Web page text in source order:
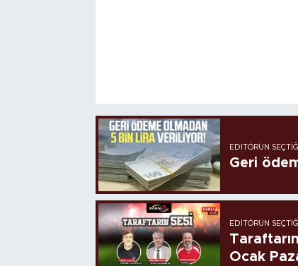
EDITÖRÜN SEÇTIĞI
Geri
EDITÖRÜN SEÇTIĞI
Ocak